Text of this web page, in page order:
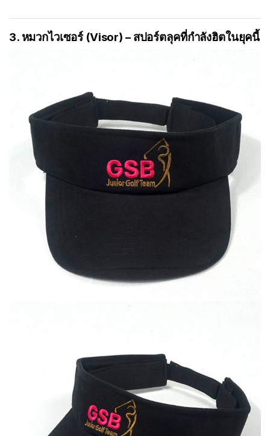
3. หมวกไวเซอร์ (Visor) – สปอร์ตลุคที่กำลังฮิตในยุคนี้